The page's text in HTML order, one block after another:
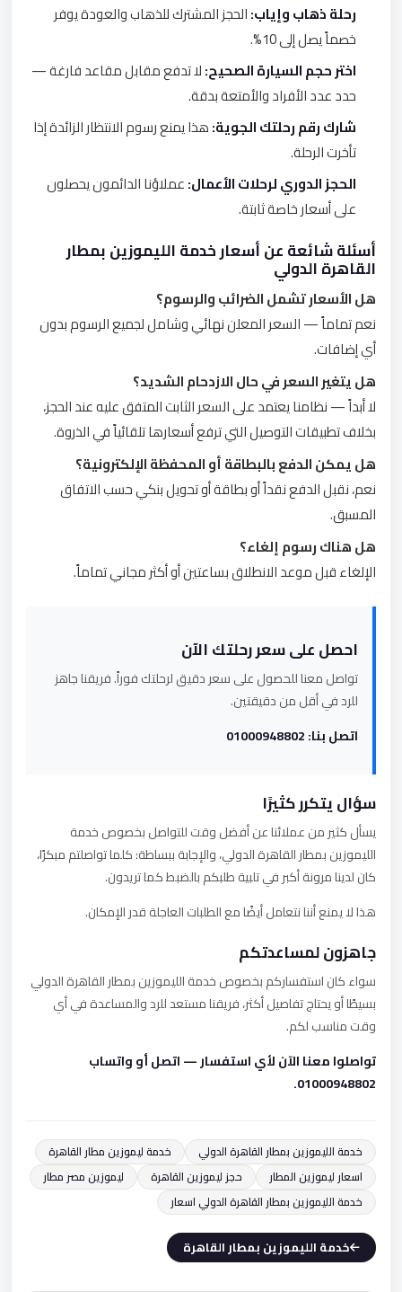
رحلة ذهاب وإياب:الحجز المشترك للذهاب والعودة يوفر
خصماً يصل إلى 10%.
اختر حجم السيارة الصحيح:لا تدفع مقابل مقاعد فارغة —
حدد عدد الأفراد والأمتعة بدقة.
شارك رقم رحلتك الجوية:هذا يمنع رسوم الانتظار الزائدة إذا
تأخرت الرحلة.
الحجز الدوري لرحلات الأعمال:عملاؤنا الدائمون يحصلون
على أسعار خاصة ثابتة.
أسئلة شائعة عن أسعار خدمة الليموزين بمطار
القاهرة الدولي
هل الأسعار تشمل الضرائب والرسوم؟
نعم تماماً — السعر المعلن نهائي وشامل لجميع الرسوم بدون
أي إضافات.
هل يتغير السعر في حال الازدحام الشديد؟
لا أبداً — نظامنا يعتمد على السعر الثابت المتفق عليه عند الحجز،
بخلاف تطبيقات التوصيل التي ترفع أسعارها تلقائياً في الذروة.
هل يمكن الدفع بالبطاقة أو المحفظة الإلكترونية؟
نعم، نقبل الدفع نقداً أو بطاقة أو تحويل بنكي حسب الاتفاق
المسبق.
هل هناك رسوم إلغاء؟
الإلغاء قبل موعد الانطلاق بساعتين أو أكثر مجاني تماماً.
احصل على سعر رحلتك الآن
تواصل معنا للحصول على سعر دقيق لرحلتك فوراً. فريقنا جاهز
للرد في أقل من دقيقتين.
اتصل بنا: 01000948802
سؤال يتكرر كثيرًا
يسأل كثير من عملائنا عن أفضل وقت للتواصل بخصوص خدمة
الليموزين بمطار القاهرة الدولي، والإجابة ببساطة: كلما تواصلتم مبكرًا،
كان لدينا مرونة أكبر في تلبية طلبكم بالضبط كما تريدون.
هذا لا يمنع أننا نتعامل أيضًا مع الطلبات العاجلة قدر الإمكان.
جاهزون لمساعدتكم
سواء كان استفساركم بخصوص خدمة الليموزين بمطار القاهرة الدولي
بسيطًا أو يحتاج تفاصيل أكثر، فريقنا مستعد للرد والمساعدة في أي
وقت مناسب لكم.
تواصلوا معنا الآن لأي استفسار — اتصل أو واتساب
01000948802.
خدمة الليموزين بمطار القاهرة الدولي
خدمة ليموزين مطار القاهرة
اسعار ليموزين المطار
حجز ليموزين القاهرة
ليموزين مصر مطار
خدمة الليموزين بمطار القاهرة الدولي اسعار
خدمة الليموزين بمطار القاهرة